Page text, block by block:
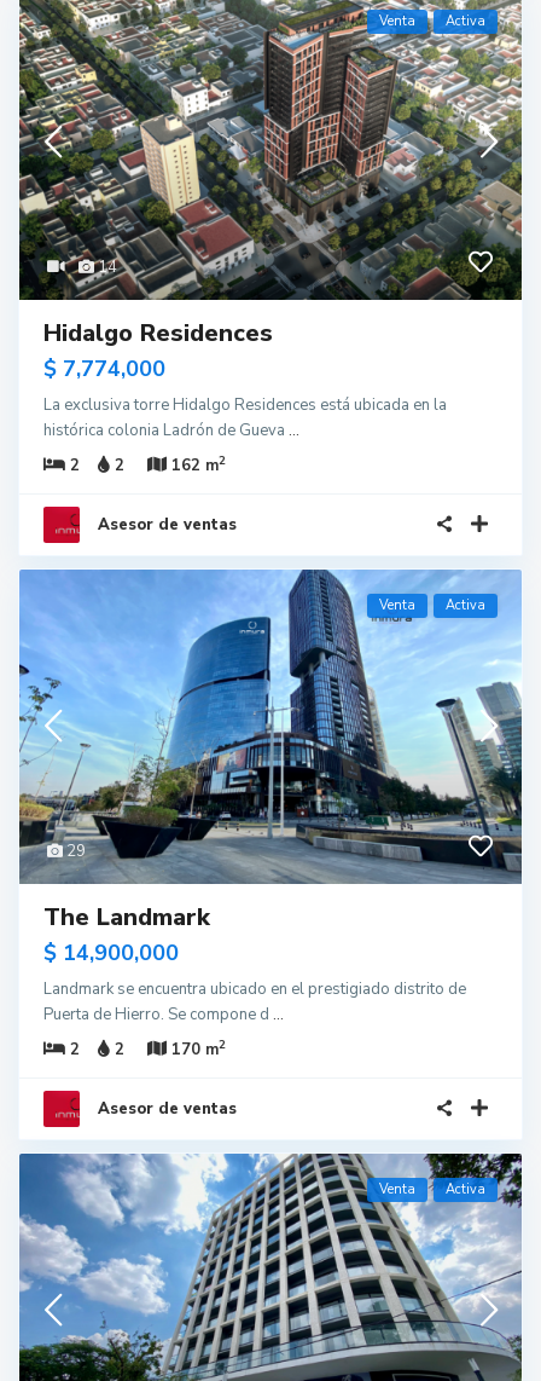
14
Venta Activa
Hidalgo Residences
$ 7,774,000
La exclusiva torre Hidalgo Residences está ubicada en la
histórica colonia Ladrón de Gueva ...
2
2 162 m2
Asesor de ventas
29
Venta Activa
The Landmark
$ 14,900,000
Landmark se encuentra ubicado en el prestigiado distrito de
Puerta de Hierro. Se compone d ...
2
2 170 m2
Asesor de ventas
Venta Activa